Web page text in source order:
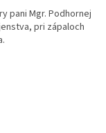
pani Mgr. Podhornej
pri zápaloch